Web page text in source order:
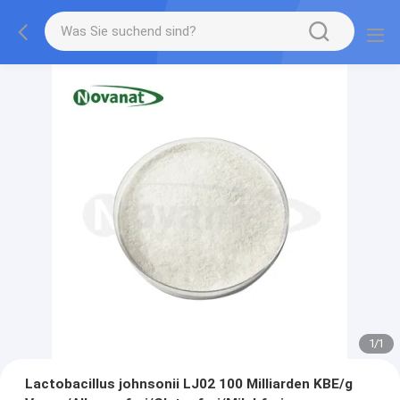
1/1
Lactobacillus johnsonii LJ02 100 Milliarden KBE/g